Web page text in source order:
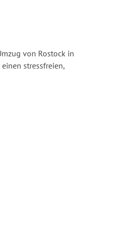
von Rostock in
stressfreien,